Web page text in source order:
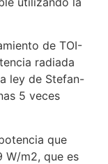
de TOI-
radiada
ley de Stefan-
5 veces
que
W/m2, que es